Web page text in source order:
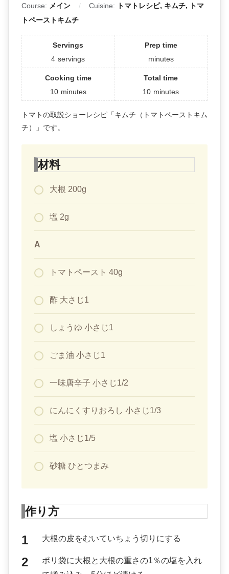
Course: メイン Cuisine:
トマトレシピ, キムチ, トマ
トペーストキムチ
Servings
4 servings
Prep time
minutes
Cooking time
10 minutes
Total time
10 minutes
トマトの取説ショーレシピ「キムチ（トマトペーストキム
チ）」です。
材料
大根 200g
塩 2g
A
トマトペースト 40g
酢 大さじ1
しょうゆ 小さじ1
ごま油 小さじ1
一味唐辛子 小さじ1/2
にんにくすりおろし 小さじ1/3
塩 小さじ1/5
砂糖 ひとつまみ
作り方
大根の皮をむいていちょう切りにする
ポリ袋に大根と大根の重さの1％の塩を入れ